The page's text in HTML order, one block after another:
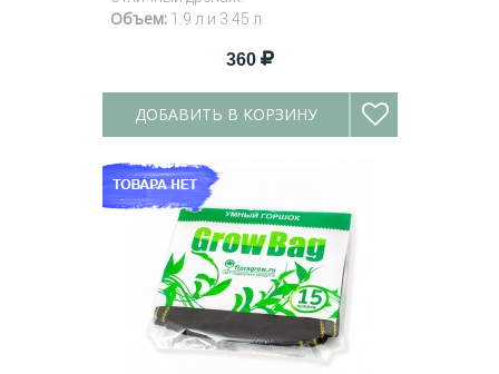
Объем:1.9 л и 3.45 л.
360
ДОБАВИТЬ В КОРЗИНУ